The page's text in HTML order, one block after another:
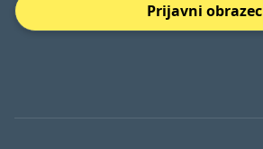
Prijavni obrazec